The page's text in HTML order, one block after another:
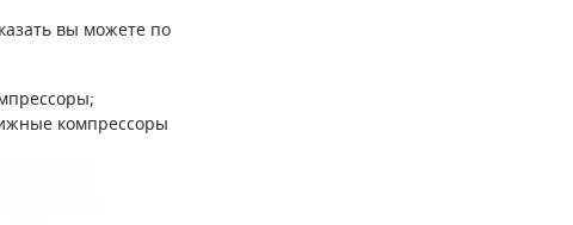
вы можете по
компрессоры